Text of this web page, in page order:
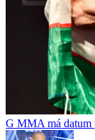
G MMA má datum